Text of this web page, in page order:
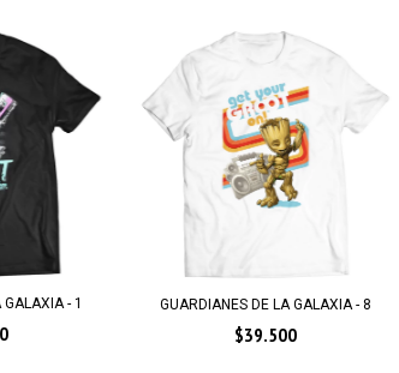
- 1 GUARDIANES DE LA GALAXIA - 8
$39.500